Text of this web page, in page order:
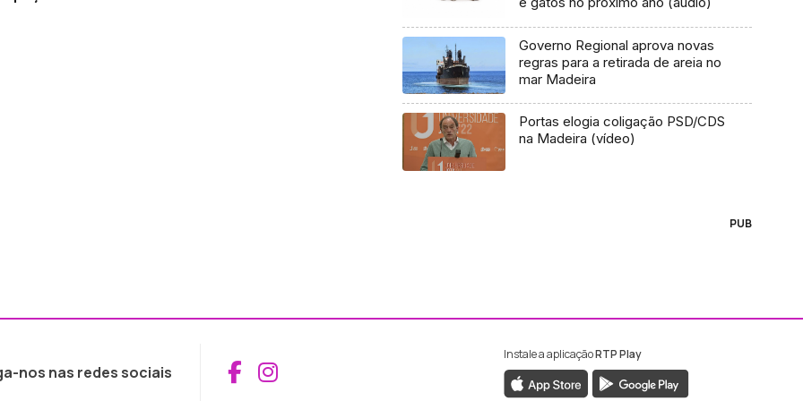
Governo Regional aprova novas
regras para a retirada de areia no
mar Madeira
Portas elogia coligação PSD/CDS
na Madeira (vídeo)
PUB
nos nas redes sociais Aceder ao Facebook da RTP Madeira
Aceder ao Instagram da RTP Madeira
Instale a aplicaçãoRTP Play